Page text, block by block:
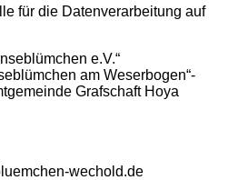
für die Datenverarbeitung auf
e.V.“
am Weserbogen“-
Grafschaft Hoya
wechold.de